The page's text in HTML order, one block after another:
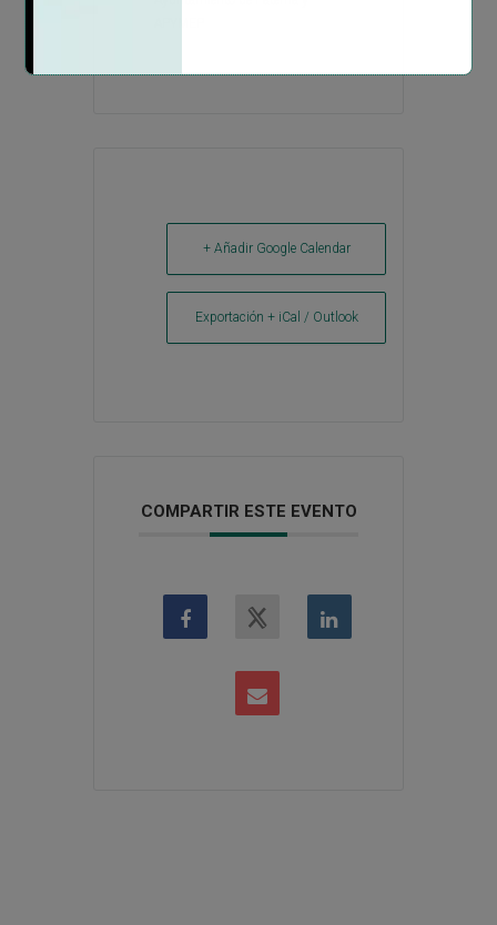
+ Añadir Google Calendar
Exportación + iCal / Outlook
COMPARTIR ESTE EVENTO